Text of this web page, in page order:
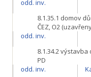
odd. inv.
8.1.35.1 domov
ČEZ, O2
odd. inv.
8.1.34.2výstavba
PD
odd. inv.